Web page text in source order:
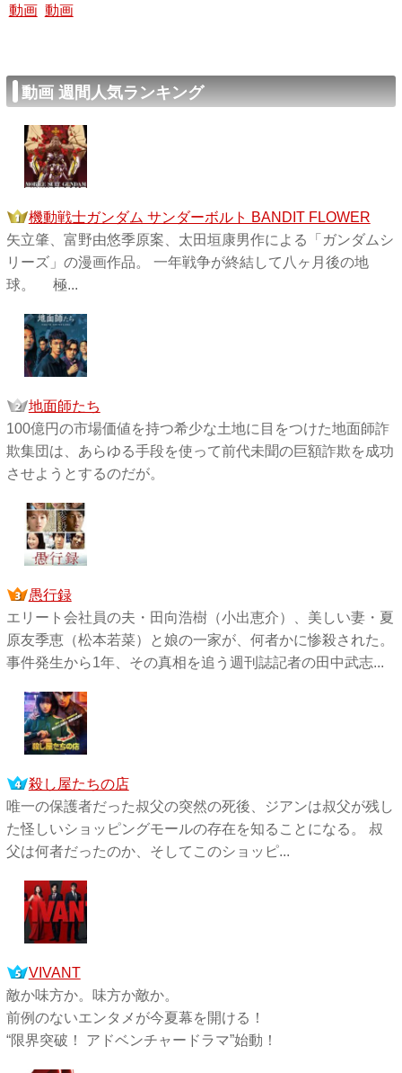
動画 動画
動画 週間人気ランキング
機動戦士ガンダム サンダーボルト BANDIT FLOWER
矢立肇、富野由悠季原案、太田垣康男作による「ガンダムシ
リーズ」の漫画作品。 一年戦争が終結して八ヶ月後の地
球。 極...
地面師たち
100億円の市場価値を持つ希少な土地に目をつけた地面師詐
欺集団は、あらゆる手段を使って前代未聞の巨額詐欺を成功
させようとするのだが。
愚行録
エリート会社員の夫・田向浩樹（小出恵介）、美しい妻・夏
原友季恵（松本若菜）と娘の一家が、何者かに惨殺された。
事件発生から1年、その真相を追う週刊誌記者の田中武志...
殺し屋たちの店
唯一の保護者だった叔父の突然の死後、ジアンは叔父が残し
た怪しいショッピングモールの存在を知ることになる。 叔
父は何者だったのか、そしてこのショッピ...
VIVANT
敵か味方か。味方か敵か。
前例のないエンタメが今夏幕を開ける！
“限界突破！ アドベンチャードラマ”始動！